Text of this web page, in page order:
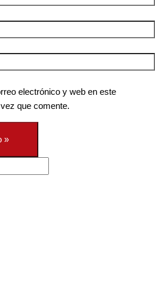
electrónico y web en este
que comente.